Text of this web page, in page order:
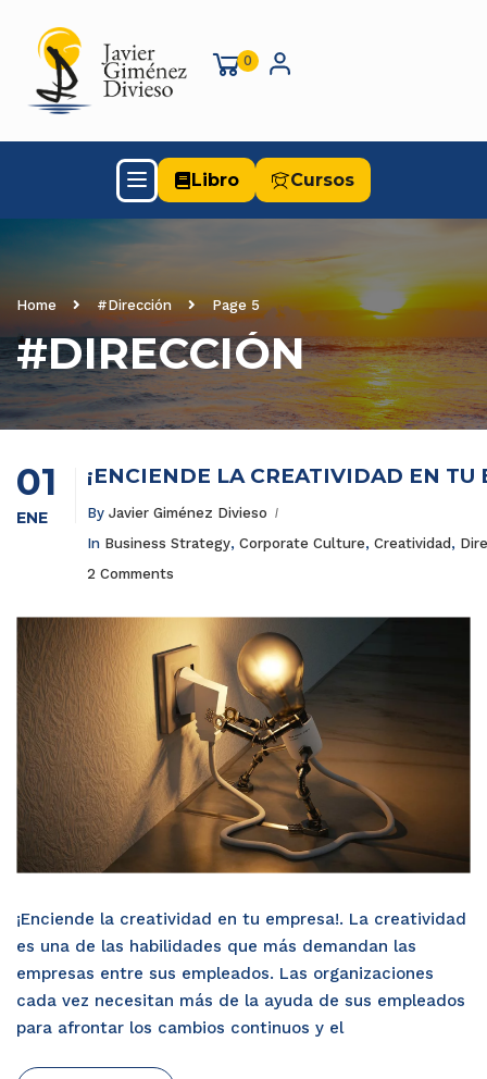
0
Libro Cursos
Home #Dirección Page 5
#DIRECCIÓN
01
ENE
¡ENCIENDE LA CREATIVIDAD EN TU
By Javier Giménez Divieso
In Business Strategy, Corporate Culture, Creatividad ,
2 Comments
¡Enciende la creatividad en tu empresa!. La creatividad
es una de las habilidades que más demandan las
empresas entre sus empleados. Las organizaciones
cada vez necesitan más de la ayuda de sus empleados
para afrontar los cambios continuos y el